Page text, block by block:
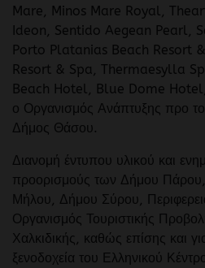
Mare, Minos Mare Royal,
Ideon, Sentido Aegean Pearl,
Porto Platanias Beach Resort
Resort & Spa, Thermaesylla
Beach Hotel, Blue Dome
ο Οργανισμός Ανάπτυξης προ
Δήμος Θάσου.
Διανομή έντυπου υλικού και
προορισμούς των Δήμου
Μήλου, Δήμου Σύρου,
Οργανισμός Τουριστικής
Χαλκιδικής, καθώς επίσης και
ξενοδοχεία του Ελληνικού